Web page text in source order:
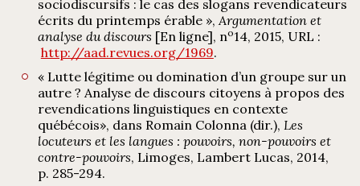
sociodiscursifs : le cas des slogans revendicateurs
écrits du printemps érable », Argumentation et
analyse du discours [En ligne], no14, 2015, URL :
http://aad.revues.org/1969.
« Lutte légitime ou domination d’un groupe sur un
autre ? Analyse de discours citoyens à propos des
revendications linguistiques en contexte
québécois», dans Romain Colonna (dir.), Les
locuteurs et les langues : pouvoirs, non-pouvoirs et
contre-pouvoirs, Limoges, Lambert Lucas, 2014,
p. 285-294.